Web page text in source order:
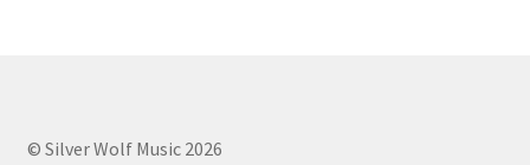
© Silver Wolf Music 2026